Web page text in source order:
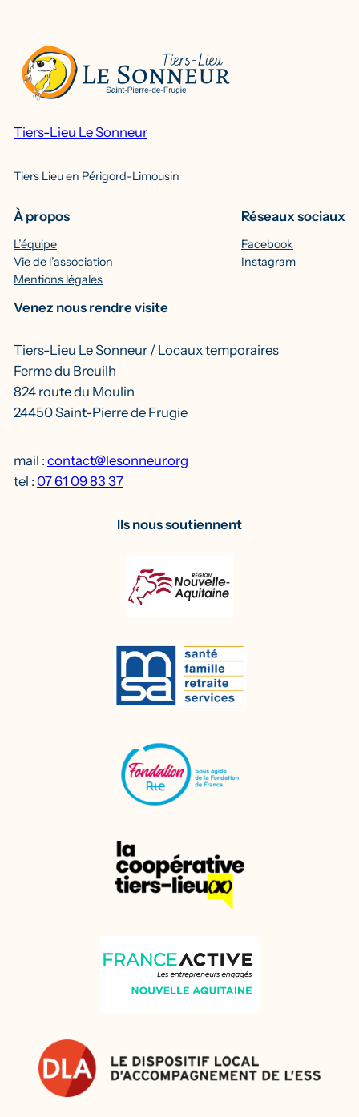
Tiers-Lieu Le Sonneur
Tiers Lieu en Périgord-Limousin
À propos
L’équipe
Vie de l’association
Mentions légales
Réseaux sociaux
Facebook
Instagram
Venez nous rendre visite
Tiers-Lieu Le Sonneur / Locaux temporaires
Ferme du Breuilh
824 route du Moulin
24450 Saint-Pierre de Frugie
mail : contact@lesonneur.org
tel : 07 61 09 83 37
Ils nous soutiennent